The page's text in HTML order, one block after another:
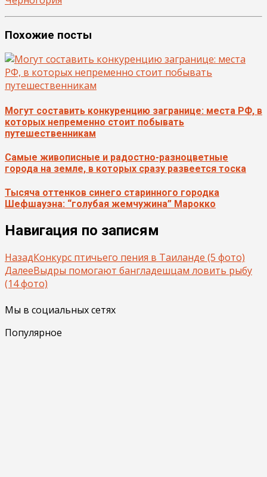
Похожие посты
Могут составить конкуренцию загранице: места РФ, в
которых непременно стоит побывать
путешественникам
Самые живописные и радостно-разноцветные
города на земле, в которых сразу развеется тоска
Тысяча оттенков синего старинного городка
Шефшауэна: “голубая жемчужина” Марокко
Навигация по записям
НазадКонкурс птичьего пения в Таиланде (5 фото)
ДалееВыдры помогают бангладешцам ловить рыбу
(14 фото)
Мы в социальных сетях
Популярное